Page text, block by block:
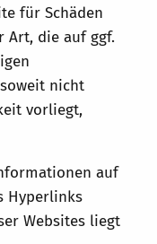
für Schäden
die auf ggf.
nicht
vorliegt,
auf
Hyperlinks
Websites liegt